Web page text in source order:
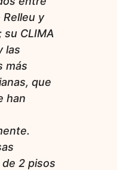
y
su CLIMA
las
más
que
han
2 pisos